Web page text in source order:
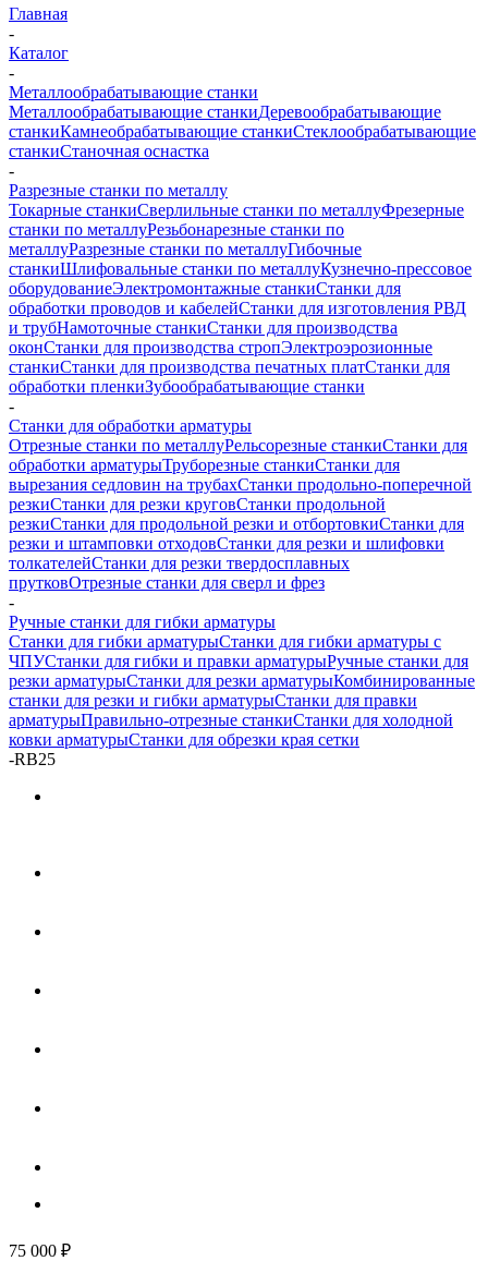
Главная
-
Каталог
-
Металлообрабатывающие станки
Металлообрабатывающие станкиДеревообрабатывающие
станкиКамнеобрабатывающие станкиСтеклообрабатывающие
станкиСтаночная оснастка
-
Разрезные станки по металлу
Токарные станкиСверлильные станки по металлуФрезерные
станки по металлуРезьбонарезные станки по
металлуРазрезные станки по металлуГибочные
станкиШлифовальные станки по металлуКузнечно-прессовое
оборудованиеЭлектромонтажные станкиСтанки для
обработки проводов и кабелейСтанки для изготовления РВД
и трубНамоточные станкиСтанки для производства
оконСтанки для производства стропЭлектроэрозионные
станкиСтанки для производства печатных платСтанки для
обработки пленкиЗубообрабатывающие станки
-
Станки для обработки арматуры
Отрезные станки по металлуРельсорезные станкиСтанки для
обработки арматурыТруборезные станкиСтанки для
вырезания седловин на трубаxСтанки продольно-поперечной
резкиСтанки для резки круговСтанки продольной
резкиСтанки для продольной резки и отбортовкиСтанки для
резки и штамповки отходовСтанки для резки и шлифовки
толкателейСтанки для резки твердосплавных
прутковОтрезные станки для сверл и фрез
-
Ручные станки для гибки арматуры
Станки для гибки арматурыСтанки для гибки арматуры с
ЧПУСтанки для гибки и правки арматурыРучные станки для
резки арматурыСтанки для резки арматурыКомбинированные
станки для резки и гибки арматурыСтанки для правки
арматурыПравильно-отрезные станкиСтанки для холодной
ковки арматурыСтанки для обрезки края сетки
-RB25
75 000 ₽